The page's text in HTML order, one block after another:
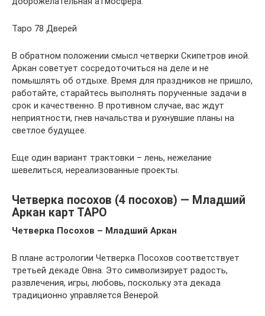
Таро 78 Дверей
В обратном положении смысл четверки Скипетров иной.
Аркан советует сосредоточиться на деле и не
помышлять об отдыхе. Время для праздников не пришло,
работайте, старайтесь выполнять порученные задачи в
срок и качественно. В противном случае, вас ждут
неприятности, гнев начальства и рухнувшие планы на
светлое будущее.
Еще один вариант трактовки – лень, нежелание
шевелиться, нереализованные проекты.
Четверка посохов (4 посохов) — Младший
Аркан карт ТАРО
Четверка Посохов – Младший Аркан
В плане астрологии Четверка Посохов соответствует
третьей декаде Овна. Это символизирует радость,
развлечения, игры, любовь, поскольку эта декада
традиционно управляется Венерой.